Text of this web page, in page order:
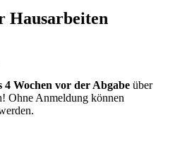
Hausarbeiten
4 Wochen vor der Abgabe über
Ohne Anmeldung können